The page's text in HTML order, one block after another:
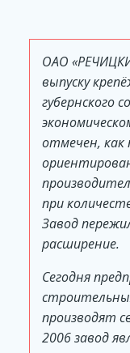
ОАО
выпуску
губернского
отмечен,
при
Завод
расширение.
Сегодня
производят
2006 завод